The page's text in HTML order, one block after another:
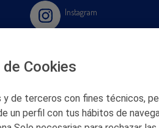
Instagram
Cookies
de terceros con fines técnicos,
un perfil con tus hábitos de